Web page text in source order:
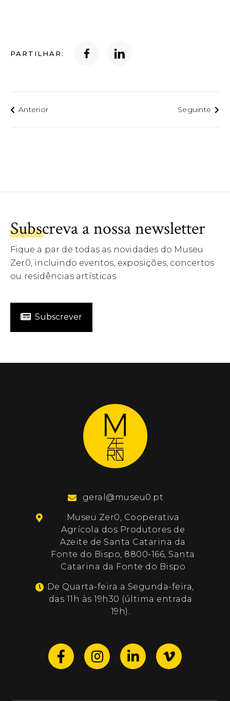
PARTILHAR:
Anterior Seguinte
Subscreva a nossa newsletter
Fique a par de todas as novidades do Museu
Zer0, incluindo eventos, exposições, concertos
ou residências artísticas.
Subscrever
geral@museu0.pt
Museu Zer0, Cooperativa
Agrícola dos Produtores de
Azeite de Santa Catarina da
Fonte do Bispo, 8800-166, Santa
Catarina da Fonte do Bispo
De Quarta-feira a Segunda-feira,
das 11h às 19h30 (última entrada
19h).